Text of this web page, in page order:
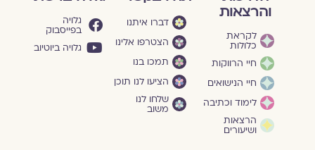
והרצאות
לקראת
כלולות
חיי הרווקות
חיי הנישואים
לימוד וכתיבה
הרצאות
ושיעורים
דברו איתנו
הצטרפו אלינו
תמכו בנו
הציעו לנו תוכן
שלחו לנו
משוב
גלויה
בפייסבוק
גלויה ביוטיוב